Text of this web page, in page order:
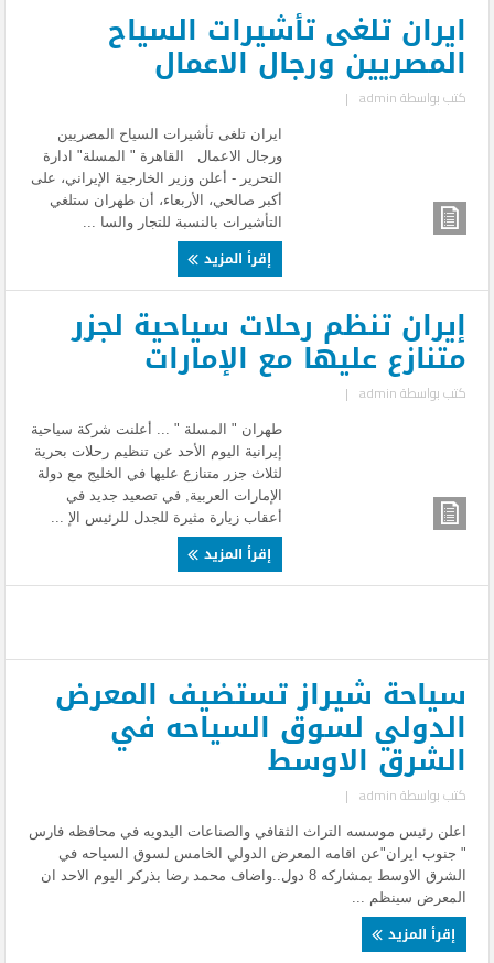
ايران تلغى تأشيرات السياح
المصريين ورجال الاعمال
كتب بواسطةadmin
|
ايران تلغى تأشيرات السياح المصريين
ورجال الاعمال القاهرة " المسلة" ادارة
التحرير - أعلن وزير الخارجية الإيراني، على
أكبر صالحي، الأربعاء، أن طهران ستلغي
التأشيرات بالنسبة للتجار والسا ...
إقرأ المزيد
إيران تنظم رحلات سياحية لجزر
متنازع عليها مع الإمارات
كتب بواسطةadmin
|
طهران " المسلة " ... أعلنت شركة سياحية
إيرانية اليوم الأحد عن تنظيم رحلات بحرية
لثلاث جزر متنازع عليها في الخليج مع دولة
الإمارات العربية, في تصعيد جديد في
أعقاب زيارة مثيرة للجدل للرئيس الإ ...
إقرأ المزيد
سياحة شيراز تستضيف المعرض
الدولي لسوق السياحه في
الشرق الاوسط
كتب بواسطةadmin
|
اعلن رئيس موسسه التراث الثقافي والصناعات اليدويه في محافظه فارس
" جنوب ايران"عن اقامه المعرض الدولي الخامس لسوق السياحه في
الشرق الاوسط بمشاركه 8 دول..واضاف محمد رضا بذركر اليوم الاحد ان
المعرض سينظم ...
إقرأ المزيد